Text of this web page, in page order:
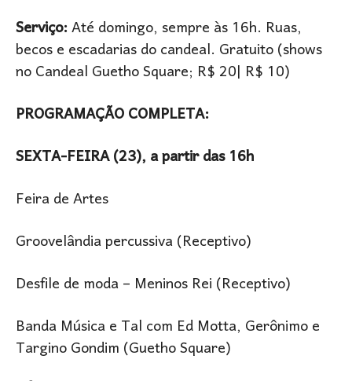
Serviço:Até domingo, sempre às 16h. Ruas,
becos e escadarias do candeal. Gratuito (shows
no Candeal Guetho Square; R$ 20| R$ 10)
PROGRAMAÇÃO COMPLETA:
SEXTA-FEIRA (23), a partir das 16h
Feira de Artes
Groovelândia percussiva (Receptivo)
Desfile de moda – Meninos Rei (Receptivo)
Banda Música e Tal com Ed Motta, Gerônimo e
Targino Gondim (Guetho Square)